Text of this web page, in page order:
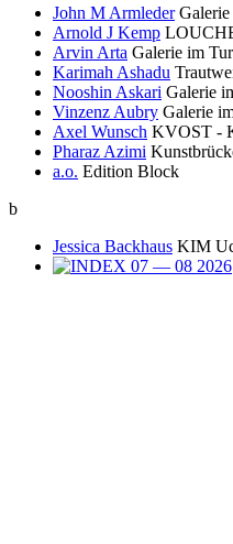
John M Armleder
Arnold J Kemp
Arvin Arta Galerie im
Karimah Ashadu
Nooshin Askari Galerie
Vinzenz Aubry Galerie
Axel Wunsch KVOST -
Pharaz Azimi
a.o. Edition Block
b
Jessica Backhaus KIM